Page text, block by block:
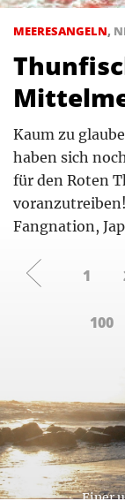
MEERESANGELN,
Kaum zu
haben sich
für den Roten
Fangnation,
1
100
Einer